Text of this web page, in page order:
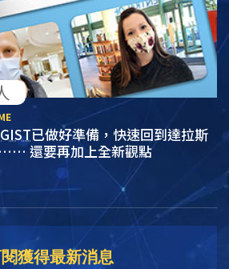
已做好準備，快速回到達拉斯
還要再加上全新觀點
獲得最新消息